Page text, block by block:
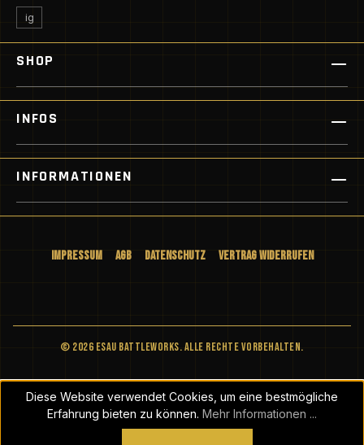
ig
SHOP
INFOS
INFORMATIONEN
Impressum AGB Datenschutz Vertrag widerrufen
© 2026 ESAU BATTLEWORKS. Alle Rechte vorbehalten.
Diese Website verwendet Cookies, um eine bestmögliche
Erfahrung bieten zu können. Mehr Informationen ...